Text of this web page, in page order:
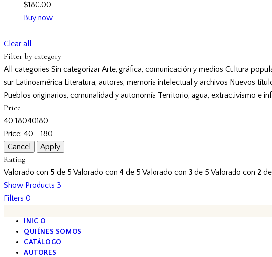
$180.00
Buy now
Clear all
Filter by category
All categories Sin categorizarArte, gráfica, comunicación y medios Cultura
sur Latinoamérica Literatura, autores, memoria intelectual y archivos Nuevos
Pueblos originarios, comunalidad y autonomía Territorio, agua, extractivismo e
Price
40 18040180
Price: 40 - 180
Rating
Valorado con 5 de 5 Valorado con 4 de 5 Valorado con 3 de 5 Valorado con 2
Show Products 3
Filters 0
INICIO
QUIÉNES SOMOS
CATÁLOGO
AUTORES